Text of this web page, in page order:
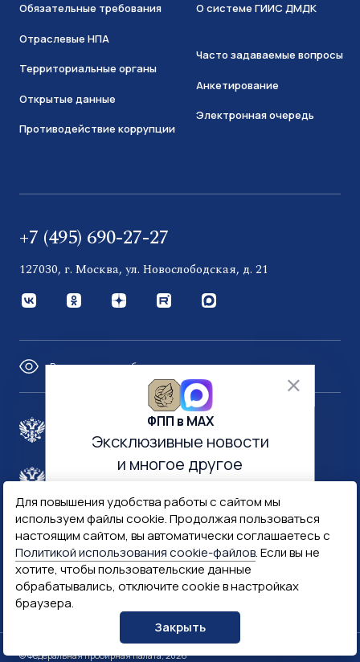
Закрыть
Для повышения удобства работы с сайтом мы
используем файлы cookie. Продолжая пользоваться
настоящим сайтом, вы автоматически соглашаетесь с
Политикой использования cookie-файлов. Если вы не
хотите, чтобы пользовательские данные
обрабатывались, отключите cookie в настройках
браузера.
Обязательные требования
Отраслевые НПА
Территориальные органы
Открытые данные
Противодействие коррупции
О системе ГИИС ДМДК
Часто задаваемые вопросы
Анкетирование
Электронная очередь
+7 (495) 690-27-27
127030, г. Москва, ул. Новослободская, д. 21
Версия для слабовидящих
Правительство России
Госуслуги Госключ
© Федеральная пробирная палата, 2026
ФПП в МАХ
Эксклюзивные новости
и многое другое
ПОДПИСАТЬСЯ